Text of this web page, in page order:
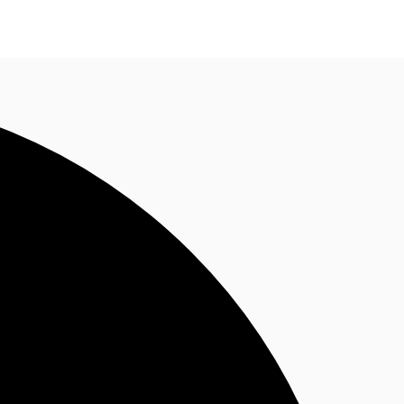
Nous contacter